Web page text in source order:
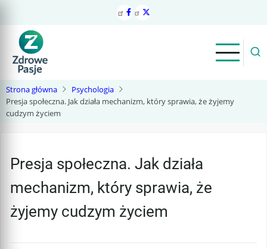
treści
Strona główna
Psychologia
Presja społeczna. Jak działa mechanizm, który sprawia, że żyjemy
cudzym życiem
Presja społeczna. Jak działa
mechanizm, który sprawia, że
żyjemy cudzym życiem